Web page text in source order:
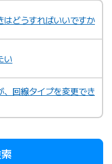
はどうすればいいですか
い
、回線タイプを変更でき